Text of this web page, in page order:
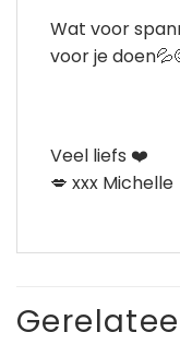
Wat voor
voor je
Veel liefs ❤️
💋 xxx Michelle